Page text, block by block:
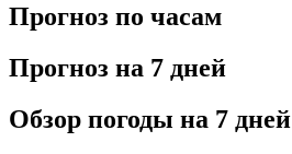
Прогноз по часам
Прогноз на 7 дней
Обзор погоды на 7 дней